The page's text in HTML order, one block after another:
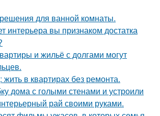
для ванной комнаты.
интерьера вы признаком достатка
и жильё с долгами могут
в квартирах без ремонта.
дома с голыми стенами и устроили
рай своими руками.